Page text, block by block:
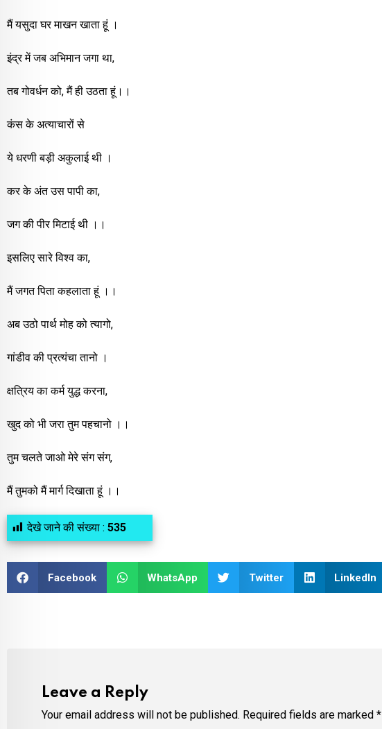
मैं यसुदा घर माखन खाता हूं ।
इंद्र में जब अभिमान जगा था,
तब गोवर्धन को, मैं ही उठता हूं।।
कंस के अत्याचारों से
ये धरणी बड़ी अकुलाई थी ।
कर के अंत उस पापी का,
जग की पीर मिटाई थी ।।
इसलिए सारे विश्व का,
मैं जगत पिता कहलाता हूं ।।
अब उठो पार्थ मोह को त्यागो,
गांडीव की प्रत्यंचा तानो ।
क्षत्रिय का कर्म युद्ध करना,
खुद को भी जरा तुम पहचानो ।।
तुम चलते जाओ मेरे संग संग,
मैं तुमको मैं मार्ग दिखाता हूं ।।
देखे जाने की संख्या : 535
Facebook WhatsApp Twitter LinkedIn
Leave a Reply
Your email address will not be published. Required fields are marked *